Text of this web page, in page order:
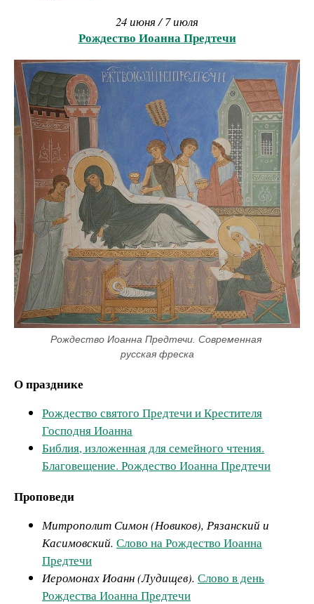
24 июня / 7 июля
Рождество Иоанна Предтечи
Рождество Иоанна Предтечи. Современная
русская фреска
О празднике
Рождество святого Предтечи и Крестителя
Господня Иоанна
Библия, изложенная для семейного чтения.
Благовещение. Рождество Иоанна Предтечи
Проповеди
Митрополит Симон (Новиков), Рязанский и
Касимовский. Слово на Рождество Иоанна
Предтечи
Иеромонах Иоанн (Лудищев). Слово в день
Рождества Иоанна Предтечи